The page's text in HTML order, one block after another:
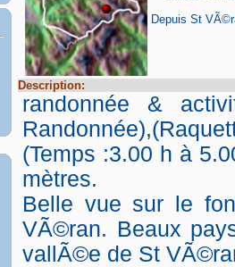
Depuis St
Description:
randonnée &
(Temps :3.00 h à
mètres.
Belle vue sur le
VÃ©ran. Beaux
vallÃ©e de St